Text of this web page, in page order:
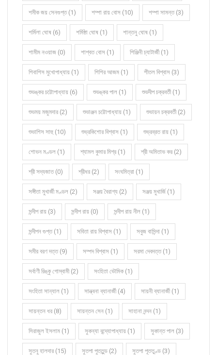
শমীক জয় সেনগুপ্ত (1) শম্পা রায় বোস (10) শম্পা সামন্ত (3)
শর্মিলা ঘোষ (6) শর্মিষ্ঠা ঘোষ (1) শান্তনু ঘোষ (1)
শামীম নওয়াজ (0) শাশ্বত বোস (1) শিঞ্জিনী চ্যাটার্জী (1)
শিবাশিস মুখোপাধ্যায় (1) শিশির আজম (1) শীতল বিশ্বাস (3)
শুভঙ্কর চট্টোপাধ্যায় (6) শুভঙ্কর পাল (1) শুভদীপ চক্রবর্তী (1)
শুভময় মজুমদার (2) শুভাঞ্জন চট্টোপাধ্যায় (1) শুভায়ন চক্রবর্তী (2)
শুভাশিস সাহু (10) শুভ্রকিশোর বিশ্বাস (1) শুভ্রব্রত রায় (1)
শোভন মণ্ডল (1) শ্যামল কুমার মিশ্র (1) শ্রী অমিতাভ কর (2)
শ্রী সদ্যজাত (0) শ্রীধর (2) সংঘমিত্রা (1)
সঙ্গীতা মুখার্জী মণ্ডল (2) সঞ্জয় বৈরাগ্য (2) সঞ্জয় মুখার্জি (1)
সন্দীপ রায় (3) সন্দীপ রায় (0) সন্দীপ রায় নীল (1)
সন্দীপন গুপ্ত (1) সবিতা রায় বিশ্বাস (1) সবুজ বাসিন্দা (1)
সমীর বরণ দত্ত (9) সম্পদ বিশ্বাস (1) সরমা দেবদত্ত (1)
সর্বাণী রিঙ্কু গোস্বামী (2) সংহিতা ভৌমিক (1)
সংহিতা সান্যাল (1) সান্ত্বনা ব্যানার্জী (4) সায়নী ব্যানার্জী (1)
সায়ন্তন ধর (8) সায়ন্তন সেন (1) সাহানা নন্দন (1)
সিরাজুল ইসলাম (1) সুকন্যা বন্দ্যোপাধ্যায় (1) সুকান্ত পাল (3)
সুতনু হালদার (15) সুতপা পুততুন্ড (2) সুতপা পূততুণ্ড (3)